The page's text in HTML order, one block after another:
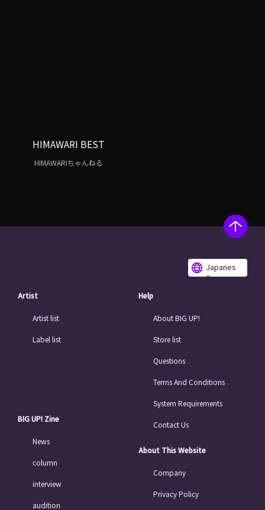
HIMAWARI BEST
HIMAWARIちゃんねる
Japanes
e
Artist
Artist list
Label list
BIG UP! Zine
News
column
interview
audition
Help
About BIG UP!
Store list
Questions
Terms And Conditions
System Requirements
Contact Us
About This Website
Company
Privacy Policy